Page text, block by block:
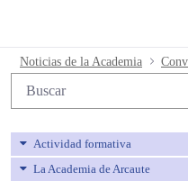
Convocatoria
Noticias de la Academia
Búsqueda web
Actividad formativa
La Academia de Arcaute